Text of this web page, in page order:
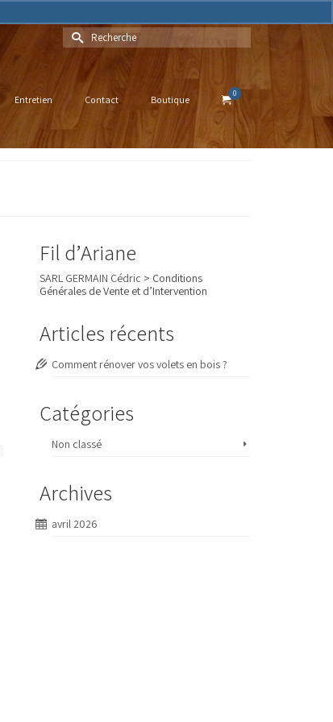
Rechercher :
Entretien Contact Boutique 0
Fil d’Ariane
SARL GERMAIN Cédric > Conditions
Générales de Vente et d’Intervention
Articles récents
Comment rénover vos volets en bois ?
Catégories
Non classé
Archives
avril 2026